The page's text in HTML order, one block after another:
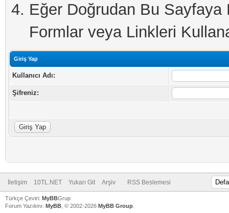
Eğer Doğrudan Bu
Formlar veya Linkleri
Giriş Yap
Kullanıcı Adı:
Şifreniz:
İletişim 10TL.NET Yukarı Git Arşiv RSS Beslemesi
Türkçe Çeviri: MyBBGrup
Forum Yazılımı: MyBB , © 2002-2026 MyBB Group